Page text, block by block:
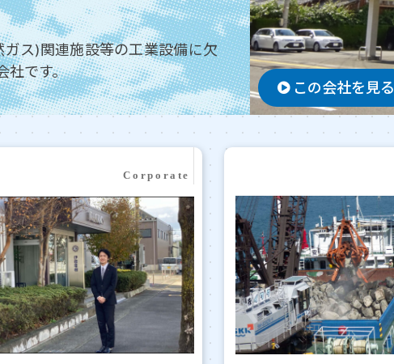
ス)関連施設等の工業設備に欠
社です。
この会社を見る